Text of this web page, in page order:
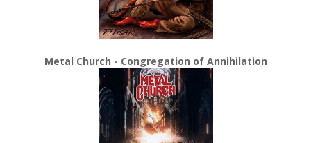
Metal Church - Congregation of Annihilation